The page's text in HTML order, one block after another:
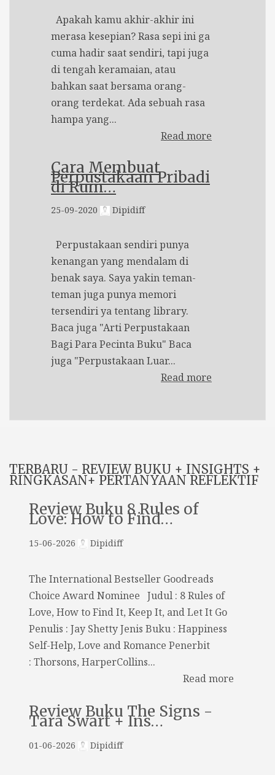
Apakah kamu akhir-akhir ini
merasa kesepian? Rasa sepi ini ga
cuma hadir saat sendiri, tapi juga
di tengah keramaian, atau
bahkan saat bersama orang-
orang terdekat. Ada sebuah rasa
hampa yang...
Read more
Cara Membuat
Perpustakaan Pribadi
di Rum…
25-09-2020 Dipidiff
Perpustakaan sendiri punya
kenangan yang mendalam di
benak saya. Saya yakin teman-
teman juga punya memori
tersendiri ya tentang library.
Baca juga "Arti Perpustakaan
Bagi Para Pecinta Buku" Baca
juga "Perpustakaan Luar...
Read more
TERBARU - REVIEW BUKU + INSIGHTS +
RINGKASAN+ PERTANYAAN REFLEKTIF
Review Buku 8 Rules of
Love: How to Find…
15-06-2026 Dipidiff
The International Bestseller Goodreads
Choice Award Nominee Judul : 8 Rules of
Love, How to Find It, Keep It, and Let It Go
Penulis : Jay Shetty Jenis Buku : Happiness
Self-Help, Love and Romance Penerbit
: Thorsons, HarperCollins...
Read more
Review Buku The Signs -
Tara Swart + Ins…
01-06-2026 Dipidiff